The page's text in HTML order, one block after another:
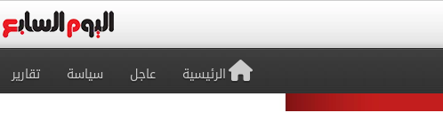
الرئيسية عاجل سياسة تقارير